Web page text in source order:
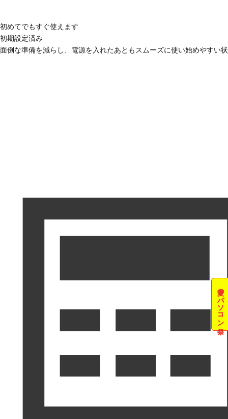
夏のパソコン祭
初めてでもすぐ使えます
初期設定済み
面倒な準備を減らし、電源を入れたあともスムーズに使い始めやすい